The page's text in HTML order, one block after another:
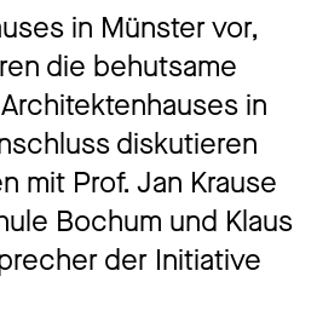
in Münster vor,
die behutsame
in
diskutieren
mit Prof. Jan Krause
Bochum und Klaus
der Initiative